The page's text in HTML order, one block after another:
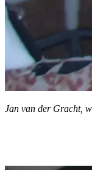
Jan van der Gracht,